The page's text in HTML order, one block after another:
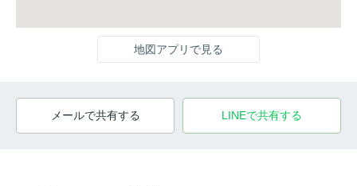
地図アプリで見る
メールで共有する LINEで共有する